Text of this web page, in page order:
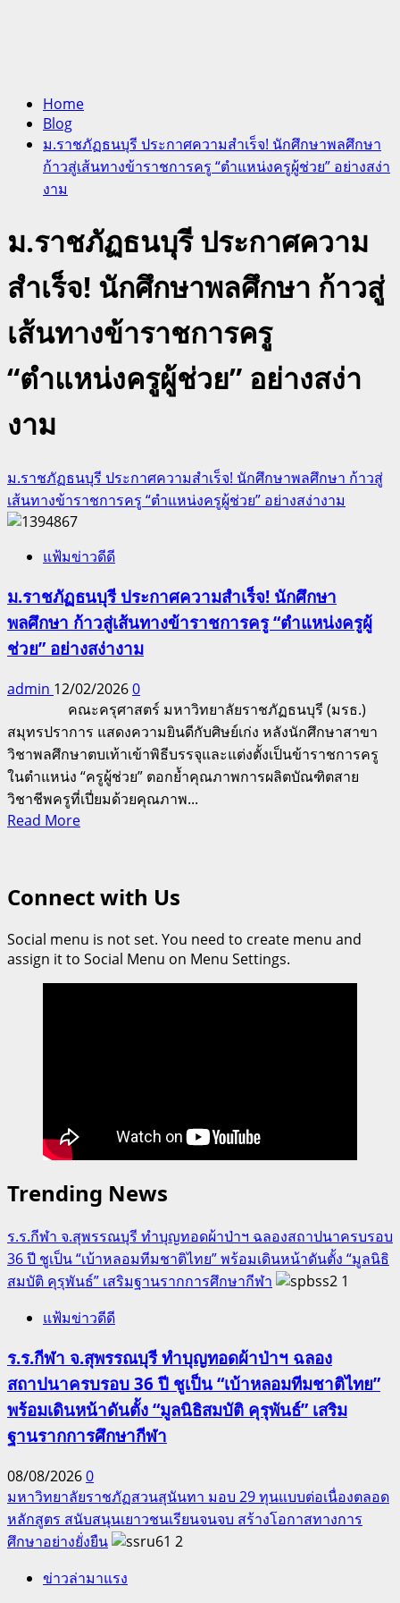
Home
Blog
ม.ราชภัฏธนบุรี ประกาศความสำเร็จ! นักศึกษาพลศึกษา
ก้าวสู่เส้นทางข้าราชการครู “ตำแหน่งครูผู้ช่วย” อย่างสง่า
งาม
ม.ราชภัฏธนบุรี ประกาศความ
สำเร็จ! นักศึกษาพลศึกษา ก้าวสู่
เส้นทางข้าราชการครู
“ตำแหน่งครูผู้ช่วย” อย่างสง่า
งาม
ม.ราชภัฏธนบุรี ประกาศความสำเร็จ! นักศึกษาพลศึกษา ก้าวสู่
เส้นทางข้าราชการครู “ตำแหน่งครูผู้ช่วย” อย่างสง่างาม
แฟ้มข่าวดีดี
ม.ราชภัฏธนบุรี ประกาศความสำเร็จ! นักศึกษา
พลศึกษา ก้าวสู่เส้นทางข้าราชการครู “ตำแหน่งครูผู้
ช่วย” อย่างสง่างาม
admin 12/02/20260
คณะครุศาสตร์ มหาวิทยาลัยราชภัฏธนบุรี (มรธ.)
สมุทรปราการ แสดงความยินดีกับศิษย์เก่ง หลังนักศึกษาสาขา
วิชาพลศึกษาตบเท้าเข้าพิธีบรรจุและแต่งตั้งเป็นข้าราชการครู
ในตำแหน่ง “ครูผู้ช่วย” ตอกย้ำคุณภาพการผลิตบัณฑิตสาย
วิชาชีพครูที่เปี่ยมด้วยคุณภาพ...
Read MoreRead
ธนบุรี
ความ
สำเร็จ!
ครู
ช่วย”
อย่าง
สง่า
Connect with Us
Social menu is not set. You need to create menu and
assign it to Social Menu on Menu Settings.
Trending News
ร.ร.กีฬา จ.สุพรรณบุรี ทำบุญทอดผ้าป่าฯ ฉลองสถาปนาครบรอบ
36 ปี ชูเป็น “เบ้าหลอมทีมชาติไทย” พร้อมเดินหน้าดันตั้ง “มูลนิธิ
สมบัติ คุรุพันธ์” เสริมฐานรากการศึกษากีฬา
1
แฟ้มข่าวดีดี
ร.ร.กีฬา จ.สุพรรณบุรี ทำบุญทอดผ้าป่าฯ ฉลอง
สถาปนาครบรอบ 36 ปี ชูเป็น “เบ้าหลอมทีมชาติไทย”
พร้อมเดินหน้าดันตั้ง “มูลนิธิสมบัติ คุรุพันธ์” เสริม
ฐานรากการศึกษากีฬา
08/08/20260
มหาวิทยาลัยราชภัฏสวนสุนันทา มอบ 29 ทุนแบบต่อเนื่องตลอด
หลักสูตร สนับสนุนเยาวชนเรียนจนจบ สร้างโอกาสทางการ
ศึกษาอย่างยั่งยืน
2
ข่าวล่ามาแรง